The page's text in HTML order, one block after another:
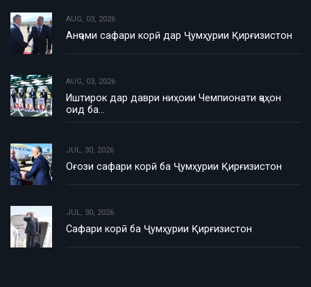
AUG, 03, 2026
Анҷоми сафари корӣ дар Ҷумҳурии Қирғизистон
AUG, 03, 2026
Иштирок дар даври ниҳоии Чемпионати ҷаҳон
оид ба…
JUL, 30, 2026
Оғози сафари корӣ ба Ҷумҳурии Қирғизистон
JUL, 30, 2026
Сафари корӣ ба Ҷумҳурии Қирғизистон